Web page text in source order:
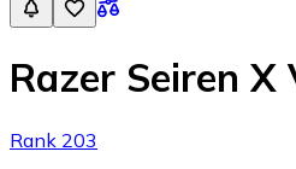
Razer Seiren X
Rank 203